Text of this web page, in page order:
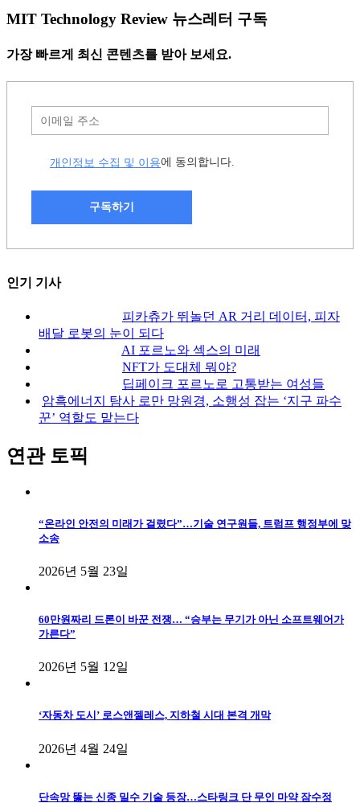
MIT Technology Review 뉴스레터 구독
가장 빠르게 최신 콘텐츠를 받아 보세요.
개인정보 수집 및 이용에 동의합니다.
구독하기
인기 기사
피카츄가 뛰놀던 AR 거리 데이터, 피자
배달 로봇의 눈이 되다
AI 포르노와 섹스의 미래
NFT가 도대체 뭐야?
딥페이크 포르노로 고통받는 여성들
암흑에너지 탐사 로만 망원경, 소행성 잡는 ‘지구 파수
꾼’ 역할도 맡는다
연관 토픽
“온라인 안전의 미래가 걸렸다”…기술 연구원들, 트럼프 행정부에 맞
소송
2026년 5월 23일
60만원짜리 드론이 바꾼 전쟁… “승부는 무기가 아닌 소프트웨어가
가른다”
2026년 5월 12일
‘자동차 도시’ 로스앤젤레스, 지하철 시대 본격 개막
2026년 4월 24일
단속망 뚫는 신종 밀수 기술 등장…스타링크 단 무인 마약 잠수정